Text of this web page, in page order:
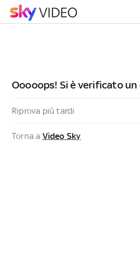
Ooooops! Si è verificato un
Riprova più tardi
Torna a Video Sky